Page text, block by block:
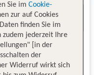
Sie im Cookie-
zur auf Cookies
finden Sie im
zudem jederzeit Ihre
[in der
der
Widerruf wirkt sich